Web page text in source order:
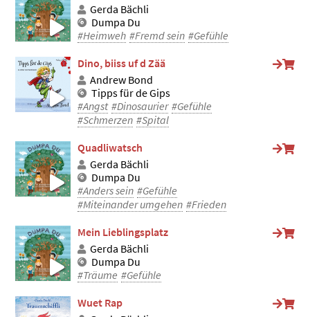
Gerda Bächli
Dumpa Du
#Heimweh #Fremd sein #Gefühle
Dino, biiss uf d Zää
Andrew Bond
Tipps für de Gips
#Angst #Dinosaurier #Gefühle
#Schmerzen #Spital
Quadliwatsch
Gerda Bächli
Dumpa Du
#Anders sein #Gefühle
#Miteinander umgehen #Frieden
Mein Lieblingsplatz
Gerda Bächli
Dumpa Du
#Träume #Gefühle
Wuet Rap